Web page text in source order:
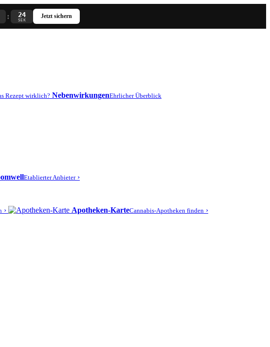
: 24
SEK
Jetzt sichern
Rezept wirklich? NebenwirkungenEhrlicher Überblick
Etablierter Anbieter ›
› Apotheken-KarteCannabis-Apotheken finden ›